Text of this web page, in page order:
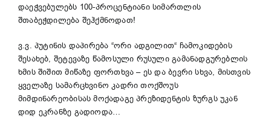
დაეჭვებულებს 100-პროცენტიანი სიმართლის
შთაბეჭდილება შეჰქმნოდათ!
ვ.ვ. პუტინის დაპირება “ორი ადგილით“ ჩამოკიდების
შესახებ, შეტევაზე წამოსული რუსული გამანადგურებლის
ხმის შიშით მიწაზე ფორთხვა – ეს და ბევრი სხვა, მისთვის
ყველაზე სამარცხვინო კადრი თოქშოუს
მიმდინარეობისას მოქადაგე პრეზიდენტის ზურგს უკან
დიდ ეკრანზე გადიოდა…